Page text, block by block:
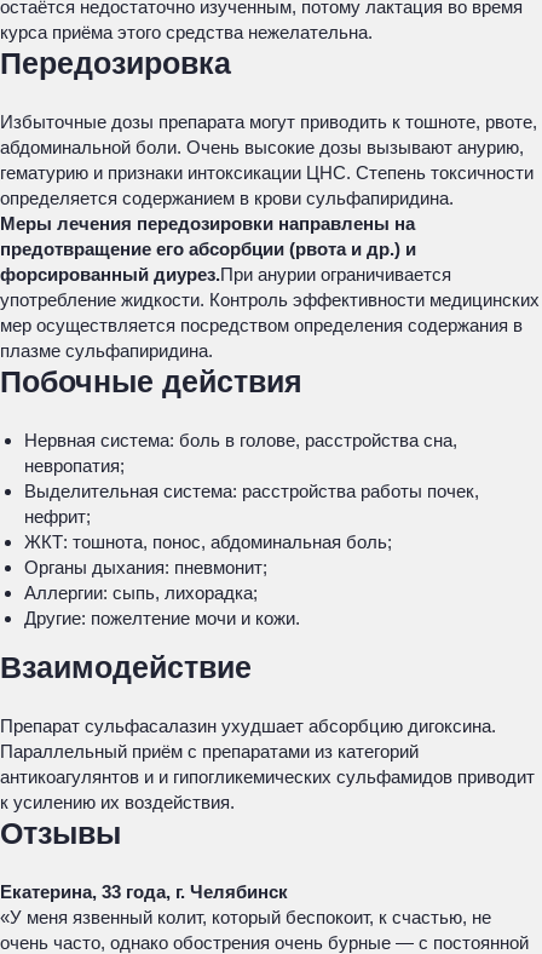
остаётся недостаточно изученным, потому лактация во время
курса приёма этого средства нежелательна.
Передозировка
Избыточные дозы препарата могут приводить к тошноте, рвоте,
абдоминальной боли. Очень высокие дозы вызывают анурию,
гематурию и признаки интоксикации ЦНС. Степень токсичности
определяется содержанием в крови сульфапиридина.
Меры лечения передозировки направлены на
предотвращение его абсорбции (рвота и др.) и
форсированный диурез.При анурии ограничивается
употребление жидкости. Контроль эффективности медицинских
мер осуществляется посредством определения содержания в
плазме сульфапиридина.
Побочные действия
Нервная система: боль в голове, расстройства сна,
невропатия;
Выделительная система: расстройства работы почек,
нефрит;
ЖКТ: тошнота, понос, абдоминальная боль;
Органы дыхания: пневмонит;
Аллергии: сыпь, лихорадка;
Другие: пожелтение мочи и кожи.
Взаимодействие
Препарат сульфасалазин ухудшает абсорбцию дигоксина.
Параллельный приём с препаратами из категорий
антикоагулянтов и и гипогликемических сульфамидов приводит
к усилению их воздействия.
Отзывы
Екатерина, 33 года, г. Челябинск
«У меня язвенный колит, который беспокоит, к счастью, не
очень часто, однако обострения очень бурные — с постоянной